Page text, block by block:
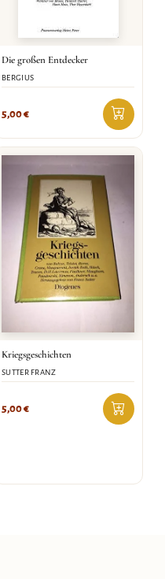
Die großen Entdecker
BERGIUS
5,00€
Kriegsgeschichten
SUTTER FRANZ
5,00€